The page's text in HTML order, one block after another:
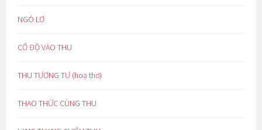
NGÓ LƠ
CỔ ĐỘ VÀO THU
THU TƯƠNG TƯ (hoạ thơ)
THAO THỨC CÙNG THU